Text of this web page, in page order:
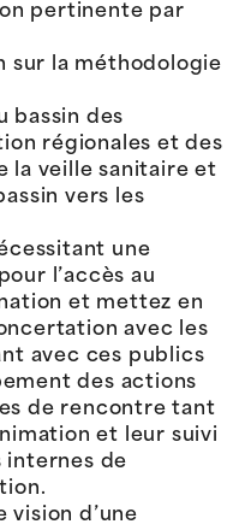
pertinente par
sur la méthodologie
bassin des
régionales et des
la veille sanitaire et
vers les
une
l’accès au
et mettez en
avec les
avec ces publics
des actions
de rencontre tant
et leur suivi
internes de
vision d’une